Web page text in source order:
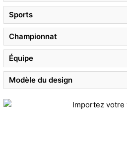
Sports
Championnat
Équipe
Modèle du design